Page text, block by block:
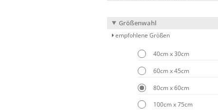
Größenwahl
empfohlene Größen
40cm x 30cm
60cm x 45cm
80cm x 60cm
100cm x 75cm